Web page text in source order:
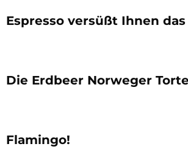
Espresso versüßt Ihnen
Die Erdbeer Norweger
Flamingo!